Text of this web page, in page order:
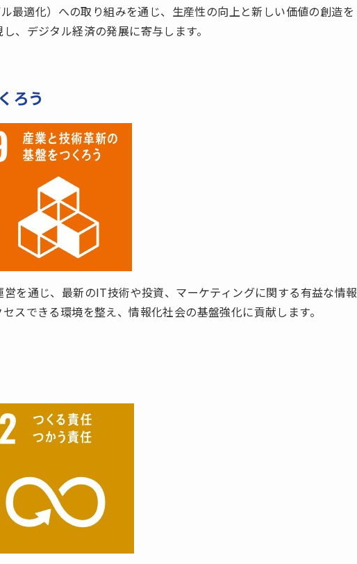
最適化）への取り組みを通じ、生産性の向上と新しい価値の創造を
、デジタル経済の発展に寄与します。
ろう
を通じ、最新のIT技術や投資、マーケティングに関する有益な情報
スできる環境を整え、情報化社会の基盤強化に貢献します。